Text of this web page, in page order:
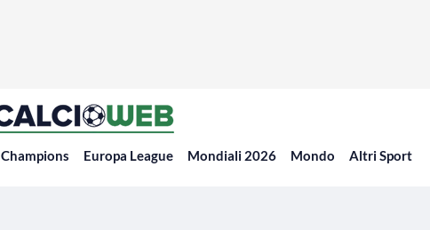
Champions Europa League Mondiali 2026 Mondo Altri Sport